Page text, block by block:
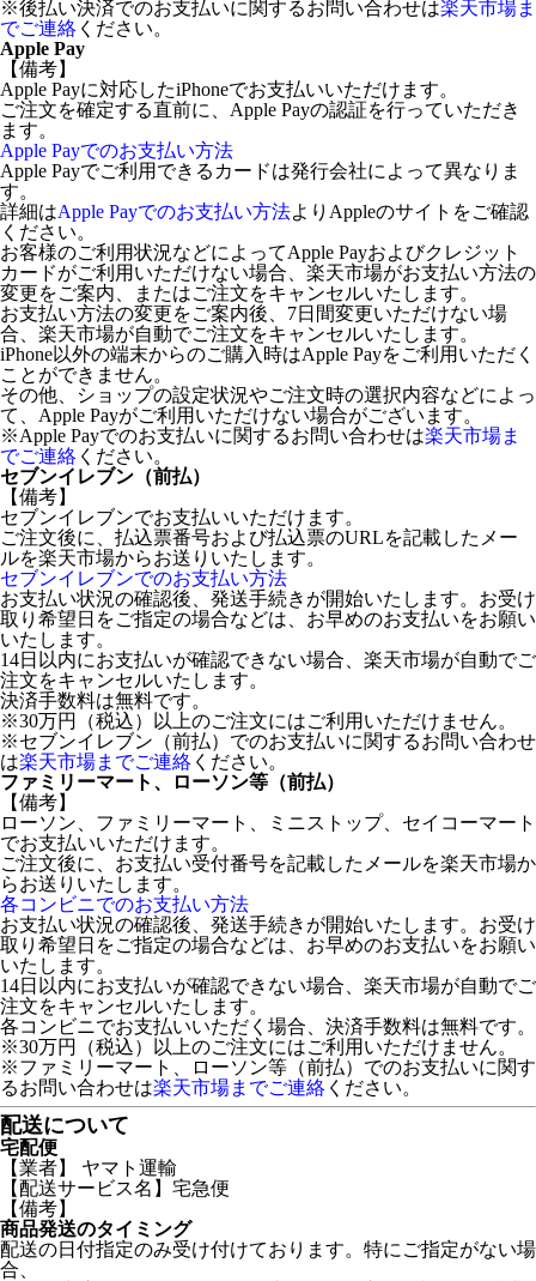
※後払い決済でのお支払いに関するお問い合わせは楽天市場ま
でご連絡 ください。
Apple Pay
【備考】
Apple Payに対応したiPhoneでお支払いいただけます。
ご注文を確定する直前に、Apple Payの認証を行っていただき
ます。
Apple Payでのお支払い方法
Apple Payでご利用できるカードは発行会社によって異なりま
す。
詳細はApple Payでのお支払い方法よりAppleのサイトをご確認
ください。
お客様のご利用状況などによってApple Payおよびクレジット
カードがご利用いただけない場合、楽天市場がお支払い方法の
変更をご案内、またはご注文をキャンセルいたします。
お支払い方法の変更をご案内後、7日間変更いただけない場
合、楽天市場が自動でご注文をキャンセルいたします。
iPhone以外の端末からのご購入時はApple Payをご利用いただく
ことができません。
その他、ショップの設定状況やご注文時の選択内容などによっ
て、Apple Payがご利用いただけない場合がございます。
※Apple Payでのお支払いに関するお問い合わせは楽天市場ま
でご連絡 ください。
セブンイレブン（前払）
【備考】
セブンイレブンでお支払いいただけます。
ご注文後に、払込票番号および払込票のURLを記載したメー
ルを楽天市場からお送りいたします。
セブンイレブンでのお支払い方法
お支払い状況の確認後、発送手続きが開始いたします。お受け
取り希望日をご指定の場合などは、お早めのお支払いをお願い
いたします。
14日以内にお支払いが確認できない場合、楽天市場が自動でご
注文をキャンセルいたします。
決済手数料は無料です。
※30万円（税込）以上のご注文にはご利用いただけません。
※セブンイレブン（前払）でのお支払いに関するお問い合わせ
は楽天市場までご連絡 ください。
ファミリーマート、ローソン等（前払）
【備考】
ローソン、ファミリーマート、ミニストップ、セイコーマート
でお支払いいただけます。
ご注文後に、お支払い受付番号を記載したメールを楽天市場か
らお送りいたします。
各コンビニでのお支払い方法
お支払い状況の確認後、発送手続きが開始いたします。お受け
取り希望日をご指定の場合などは、お早めのお支払いをお願い
いたします。
14日以内にお支払いが確認できない場合、楽天市場が自動でご
注文をキャンセルいたします。
各コンビニでお支払いいただく場合、決済手数料は無料です。
※30万円（税込）以上のご注文にはご利用いただけません。
※ファミリーマート、ローソン等（前払）でのお支払いに関す
るお問い合わせは楽天市場までご連絡 ください。
配送について
宅配便
【業者】 ヤマト運輸
【配送サービス名】宅急便
【備考】
商品発送のタイミング
配送の日付指定のみ受け付けております。特にご指定がない場
合、